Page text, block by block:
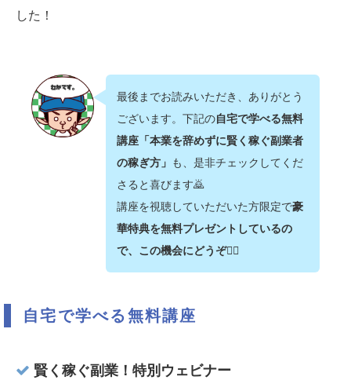
した！
最後までお読みいただき、ありがとう
ございます。下記の自宅で学べる無料
講座「本業を辞めずに賢く稼ぐ副業者
の稼ぎ方」 も、是非チェックしてくだ
さると喜びます🙇‍
講座を視聴していただいた方限定で豪
華特典を無料プレゼントしているの
で、この機会にどうぞ💁‍♂️
自宅で学べる無料講座
賢く稼ぐ副業！特別ウェビナー